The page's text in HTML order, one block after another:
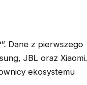
Dane z pierwszego
JBL oraz Xiaomi.
ekosystemu